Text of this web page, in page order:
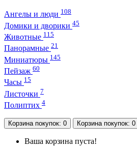
Ангелы и люди 108
Домики и дворики 45
Животные 115
Панорамные 21
Миниатюры 145
Пейзаж 60
Часы 15
Листочки 7
Полиптих 4
Корзинапокупок: 0 Корзинапокупок: 0
Ваша корзина пуста!